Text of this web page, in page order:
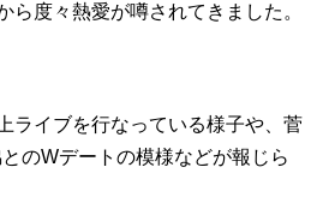
ら度々熱愛が噂されてきました。
ライブを行なっている様子や、菅
のWデートの模様などが報じら